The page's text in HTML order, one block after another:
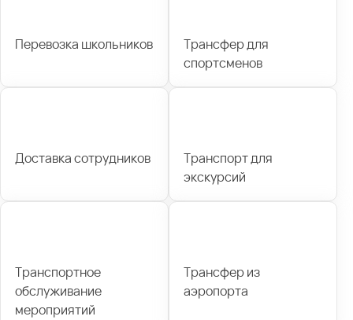
Перевозка школьников
Трансфер для
спортсменов
Доставка сотрудников
Транспорт для
экскурсий
Транспортное
обслуживание
мероприятий
Трансфер из
аэропорта